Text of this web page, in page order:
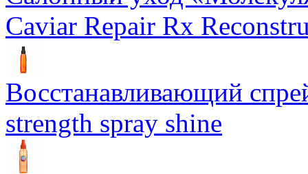
Caviar Repair Rx
Восстанавливающий
strength spray shine